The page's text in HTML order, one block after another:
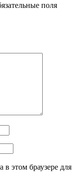
поля
в этом браузере для